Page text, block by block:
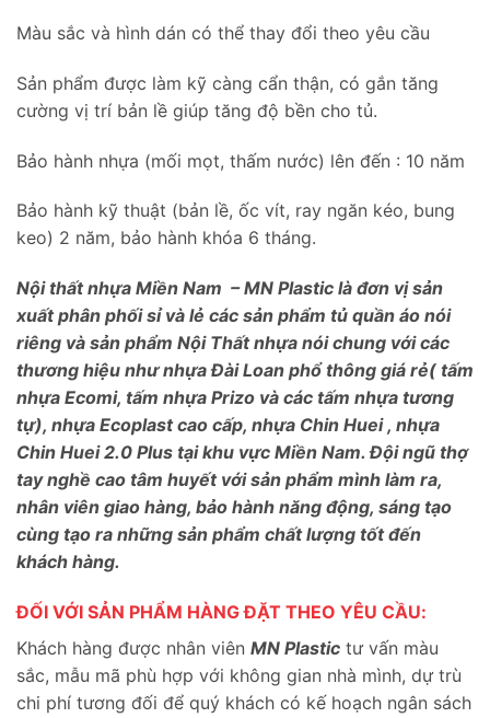
Màu sắc và hình dán có thể thay đổi theo yêu cầu
Sản phẩm được làm kỹ càng cẩn thận, có gắn tăng
cường vị trí bản lề giúp tăng độ bền cho tủ.
Bảo hành nhựa (mối mọt, thấm nước) lên đến : 10 năm
Bảo hành kỹ thuật (bản lề, ốc vít, ray ngăn kéo, bung
keo) 2 năm, bảo hành khóa 6 tháng.
Nội thất nhựa Miền Nam – MN Plastic là đơn vị sản
xuất phân phối sỉ và lẻ các sản phẩm tủ quần áo nói
riêng và sản phẩm Nội Thất nhựa nói chung với các
thương hiệu như nhựa Đài Loan phổ thông giá rẻ( tấm
nhựa Ecomi, tấm nhựa Prizo và các tấm nhựa tương
tự), nhựa Ecoplast cao cấp, nhựa Chin Huei , nhựa
Chin Huei 2.0 Plus tại khu vực Miền Nam. Đội ngũ thợ
tay nghề cao tâm huyết với sản phẩm mình làm ra,
nhân viên giao hàng, bảo hành năng động, sáng tạo
cùng tạo ra những sản phẩm chất lượng tốt đến
khách hàng.
ĐỐI VỚI SẢN PHẨM HÀNG ĐẶT THEO YÊU CẦU:
Khách hàng được nhân viên MN Plastic tư vấn màu
sắc, mẫu mã phù hợp với không gian nhà mình, dự trù
chi phí tương đối để quý khách có kế hoạch ngân sách